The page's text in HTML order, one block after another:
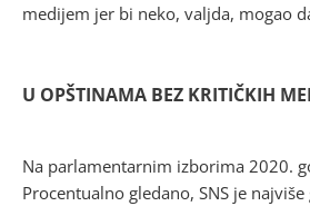
medijem jer bi neko, valjda, mogao
U OPŠTINAMA BEZ KRITIČKIH
Na parlamentarnim izborima 2020.
Procentualno gledano, SNS je